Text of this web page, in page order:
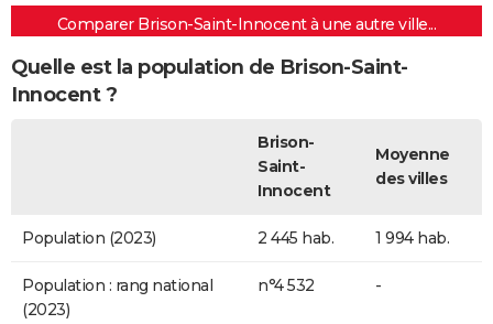
Comparer Brison-Saint-Innocent à une autre ville...
Quelle est la population de Brison-Saint-
Innocent ?
Brison-
Saint-
Innocent
Moyenne
des villes
Population (2023) 2 445 hab. 1 994 hab.
Population : rang national
(2023)
n°4 532 -